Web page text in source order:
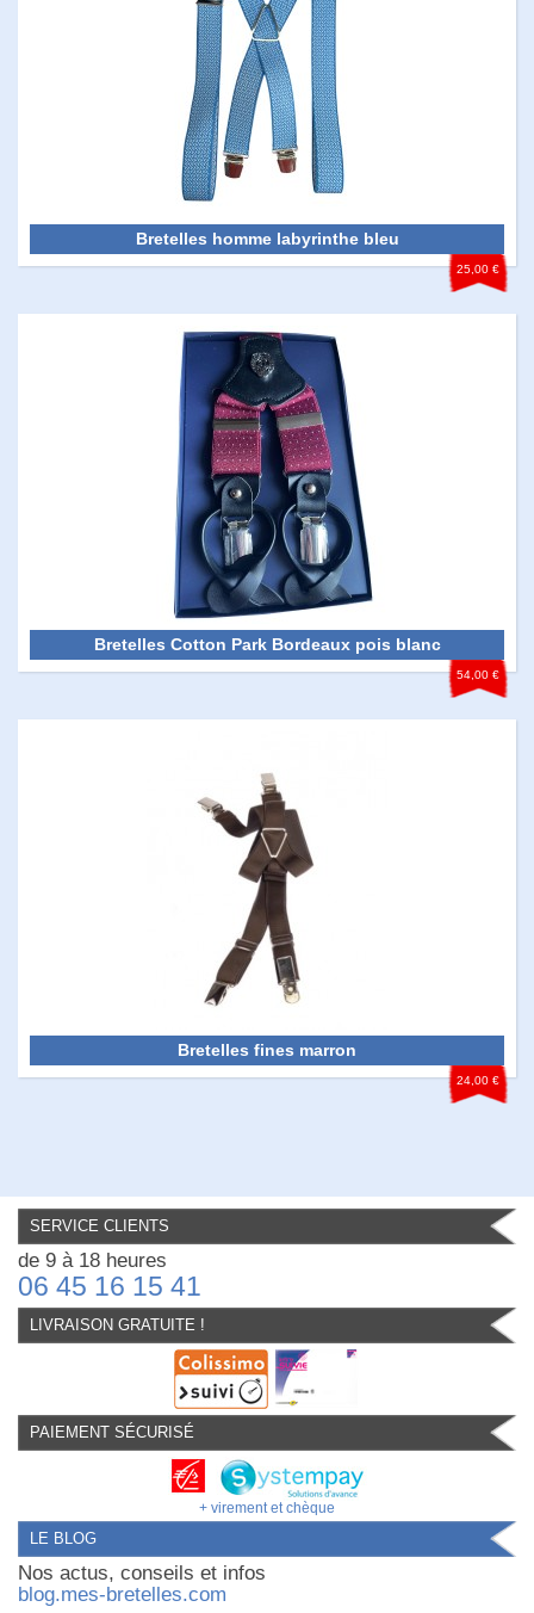
Bretelles homme labyrinthe bleu
25,00 €
Bretelles Cotton Park Bordeaux pois blanc
54,00 €
Bretelles fines marron
24,00 €
SERVICE CLIENTS
de 9 à 18 heures
06 45 16 15 41
LIVRAISON GRATUITE !
PAIEMENT SÉCURISÉ
+ virement et chèque
LE BLOG
Nos actus, conseils et infos
blog.mes-bretelles.com